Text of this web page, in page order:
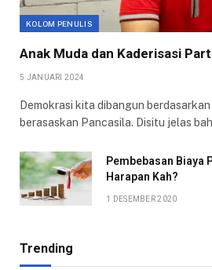
KOLOM PENULIS
Anak Muda dan Kaderisasi
5 JANUARI 2024
Demokrasi kita dibangun
berasaskan Pancasila. Disitu jelas
Pembebasan Biaya
Harapan Kah?
1 DESEMBER 2020
Trending